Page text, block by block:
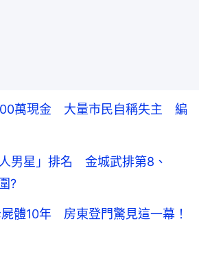
萬現金 大量市民自稱失主 編
男星」排名 金城武排第8、
?
體10年 房東登門驚見這一幕！